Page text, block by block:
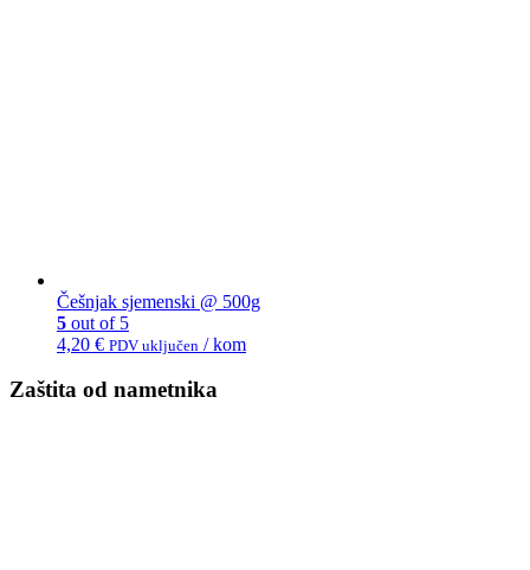
Češnjak sjemenski @ 500g
5 out of 5
4,20 € PDV uključen / kom
Zaštita od nametnika